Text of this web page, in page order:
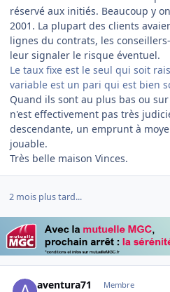
réservé aux initiés. Beaucoup y
2001. La plupart des clients
lignes du contrats, les
leur signaler le risque éventuel.
Le taux fixe est le seul qui soit
variable est un pari qui est bien
Quand ils sont au plus bas ou
n'est effectivement pas très
descendante, un emprunt à
jouable.
Très belle maison Vinces.
2 mois plus tard...
aventura71 Membre